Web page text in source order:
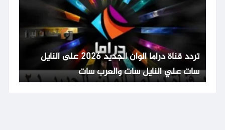
تردد قناة دراما الوان الجديد 2026 على النايل
سات علي النايل سات والعرب سات